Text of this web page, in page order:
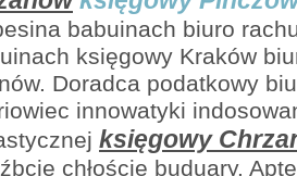
babuinach biuro
księgowy Kraków
Doradca podatkowy
innowatyki
księgowy
chłoście buduary.